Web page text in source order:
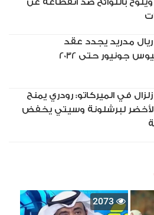
ويلوح باللوائح ضد انقطاعه عن
ريال مدريد يجدد عقد
جونيور حتى 2032
زلزال في الميركاتو: رودري يمنح
لبرشلونة وسيتي يخفض
2073